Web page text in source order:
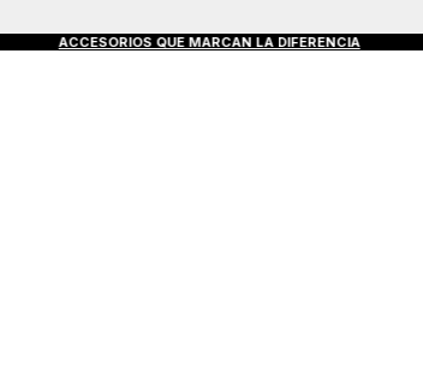
ACCESORIOS QUE MARCAN LA DIFERENCIA